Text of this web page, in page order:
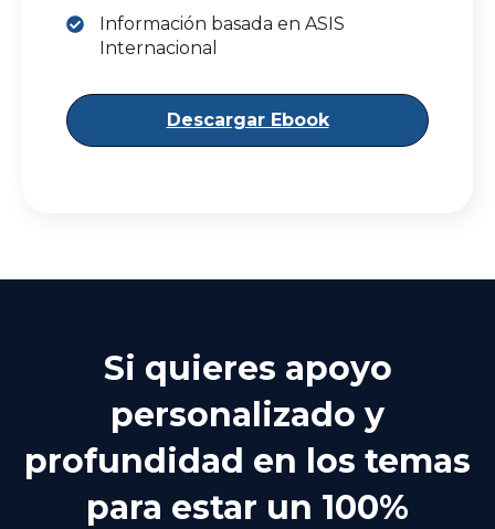
Información basada en ASIS
Internacional
Descargar Ebook
Si quieres apoyo
personalizado y
profundidad en los temas
para estar un 100%